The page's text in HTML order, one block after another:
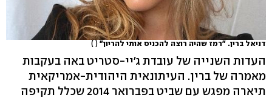
דניאל ברין. "רמז שהיה רוצה להכניס אותי להריון"( )
העדות השנייה של עובדת ג'יי-סטריט באה בעקבות
מאמרה של ברין. העיתונאית היהודית-אמריקאית
תיארה מפגש עם שביט בפברואר 2014 שכלל תקיפה